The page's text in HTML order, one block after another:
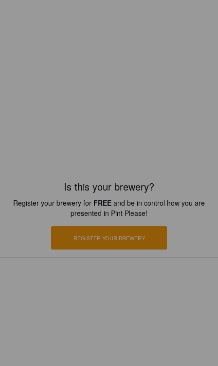
Is this your brewery?
Register your brewery for FREE and be in control how you are
presented in Pint Please!
REGISTER YOUR BREWERY